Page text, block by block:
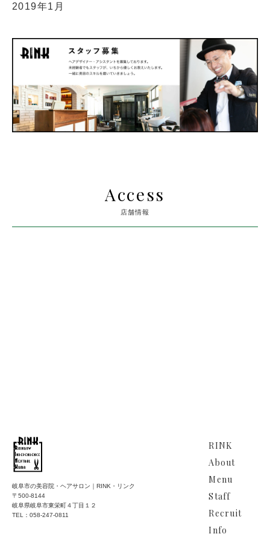
2019年1月
Access
店舗情報
岐阜市の美容院・ヘアサロン｜RINK・リンク
〒500-8144
岐阜県岐阜市東栄町４丁目１２
TEL：058-247-0811
RINK
About
Menu
Staff
Recruit
Info